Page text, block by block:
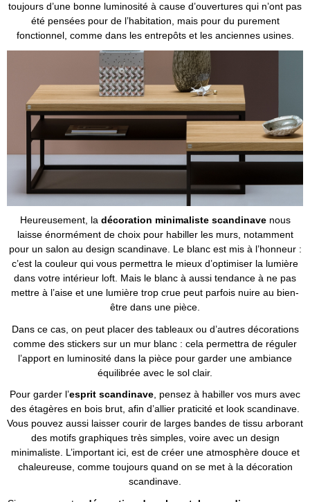
toujours d’une bonne luminosité à cause d’ouvertures qui n’ont pas
été pensées pour de l’habitation, mais pour du purement
fonctionnel, comme dans les entrepôts et les anciennes usines.
Heureusement, la décoration minimaliste scandinave nous
laisse énormément de choix pour habiller les murs, notamment
pour un salon au design scandinave. Le blanc est mis à l’honneur :
c’est la couleur qui vous permettra le mieux d’optimiser la lumière
dans votre intérieur loft. Mais le blanc à aussi tendance à ne pas
mettre à l’aise et une lumière trop crue peut parfois nuire au bien-
être dans une pièce.
Dans ce cas, on peut placer des tableaux ou d’autres décorations
comme des stickers sur un mur blanc : cela permettra de réguler
l’apport en luminosité dans la pièce pour garder une ambiance
équilibrée avec le sol clair.
Pour garder l’esprit scandinave, pensez à habiller vos murs avec
des étagères en bois brut, afin d’allier praticité et look scandinave.
Vous pouvez aussi laisser courir de larges bandes de tissu arborant
des motifs graphiques très simples, voire avec un design
minimaliste. L’important ici, est de créer une atmosphère douce et
chaleureuse, comme toujours quand on se met à la décoration
scandinave.